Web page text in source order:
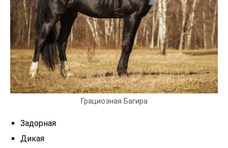
Грациозная Багира
Задорная
Дикая